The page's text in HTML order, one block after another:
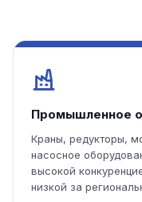
Промышленное
Краны, редукторы,
насосное
высокой
низкой за